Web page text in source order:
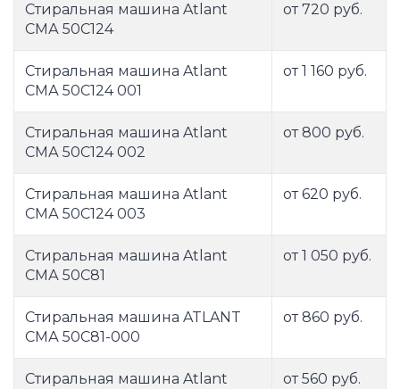
Стиральная машина Atlant
СМА 50С124
от 720 руб.
Стиральная машина Atlant
СМА 50С124 001
от 1 160 руб.
Стиральная машина Atlant
СМА 50С124 002
от 800 руб.
Стиральная машина Atlant
СМА 50С124 003
от 620 руб.
Стиральная машина Atlant
СМА 50С81
от 1 050 руб.
Стиральная машина ATLANT
СМА 50С81-000
от 860 руб.
Стиральная машина Atlant
от 560 руб.